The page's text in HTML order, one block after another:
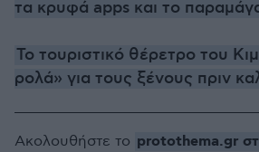
τα κρυφά apps και το
Το τουριστικό θέρετρο του
ρολά» για τους ξένους πριν
Ακολουθήστε το protothema.gr